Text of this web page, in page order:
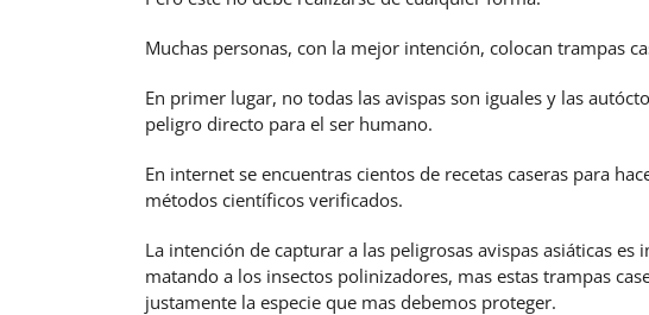
Muchas personas, con la mejor intención, colocan trampas
En primer lugar, no todas las avispas son iguales y las
peligro directo para el ser humano.
En internet se encuentras cientos de recetas caseras para
métodos científicos verificados.
La intención de capturar a las peligrosas avispas asiáticas
matando a los insectos polinizadores, mas estas trampas
justamente la especie que mas debemos proteger.